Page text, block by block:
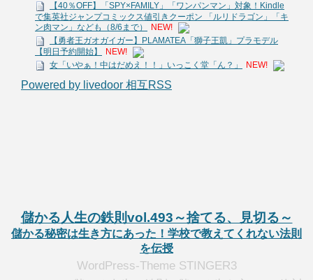
【40％OFF】「SPY×FAMILY」「ワンパンマン」対象！Kindle
で集英社ジャンプコミックス値引きクーポン 「ルリドラゴン」「キ
ン肉マン」なども（8/6まで）
NEW!
【勇者王ガオガイガー】PLAMATEA「獅子王凱」プラモデル
【明日予約開始】
NEW!
女「いやぁ！中はだめえ！！」いっこく堂「ん？」
NEW!
Powered by livedoor 相互RSS
儲かる人生の鉄則vol.493～捨てる、見切る～
儲かる秘密は生き方にあった！学校で教えてくれない法則
を伝授
WordPress-Theme STINGER3